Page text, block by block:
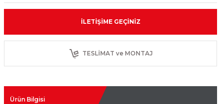
İLETIŞIME GEÇINIZ
TESLİMAT ve MONTAJ
Ürün Bilgisi